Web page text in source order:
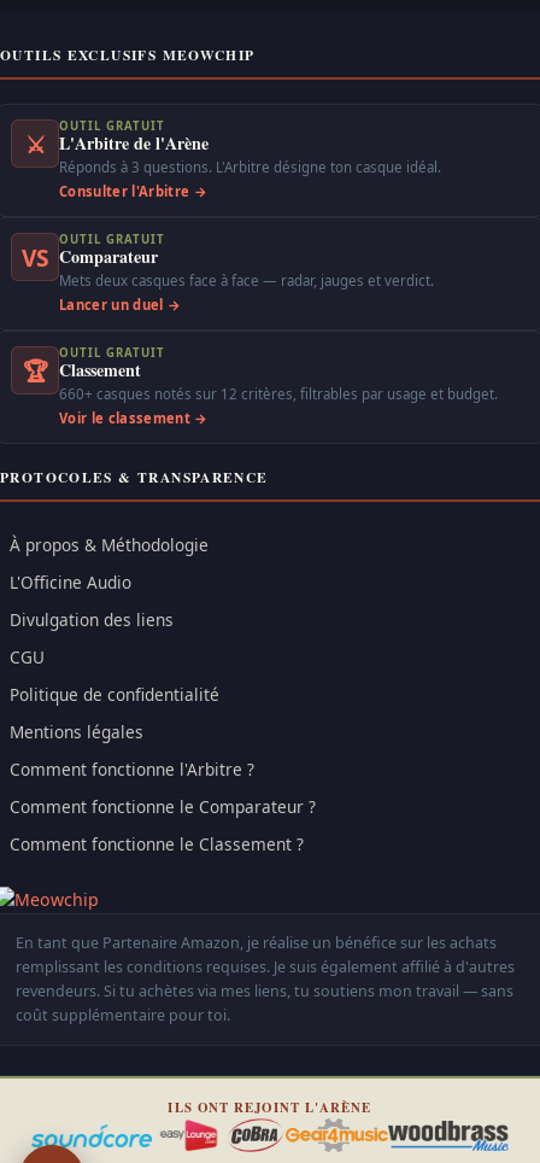
OUTILS EXCLUSIFS MEOWCHIP
⚔
OUTIL GRATUIT
L'Arbitre de l'Arène
Réponds à 3 questions. L'Arbitre désigne ton casque idéal.
Consulter l'Arbitre →
VS
OUTIL GRATUIT
Comparateur
Mets deux casques face à face — radar, jauges et verdict.
Lancer un duel →
🏆
OUTIL GRATUIT
Classement
660+ casques notés sur 12 critères, filtrables par usage et budget.
Voir le classement →
PROTOCOLES & TRANSPARENCE
À propos & Méthodologie
L'Officine Audio
Divulgation des liens
CGU
Politique de confidentialité
Mentions légales
Comment fonctionne l'Arbitre ?
Comment fonctionne le Comparateur ?
Comment fonctionne le Classement ?
En tant que Partenaire Amazon, je réalise un bénéfice sur les achats
remplissant les conditions requises. Je suis également affilié à d'autres
revendeurs. Si tu achètes via mes liens, tu soutiens mon travail — sans
coût supplémentaire pour toi.
ILS ONT REJOINT L'ARÈNE